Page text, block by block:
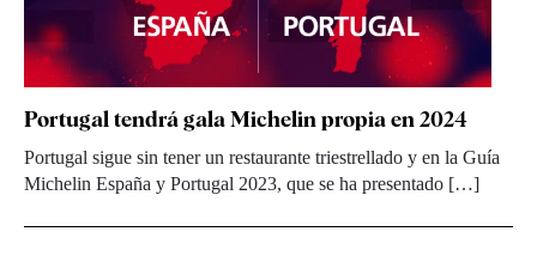
Portugal tendrá gala Michelin propia en 2024
Portugal sigue sin tener un restaurante triestrellado y en la Guía
Michelin España y Portugal 2023, que se ha presentado […]